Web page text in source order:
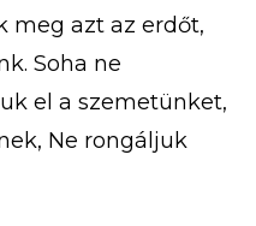
meg azt az erdőt,
Soha ne
el a szemetünket,
Ne rongáljuk
erdei
megléte